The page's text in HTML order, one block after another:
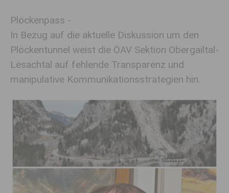
Plöckenpass -
In Bezug auf die aktuelle Diskussion um den
Plöckentunnel weist die ÖAV Sektion Obergailtal-
Lesachtal auf fehlende Transparenz und
manipulative Kommunikationsstrategien hin.